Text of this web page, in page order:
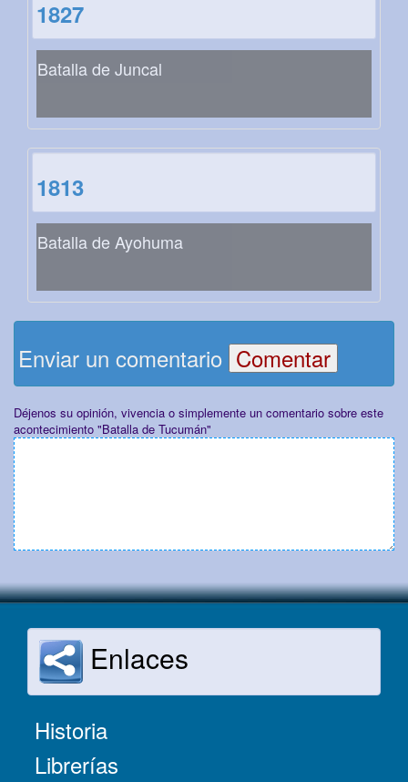
1827
Batalla de Juncal
1813
Batalla de Ayohuma
Enviar un comentario
Déjenos su opinión, vivencia o simplemente un comentario sobre este
acontecimiento "Batalla de Tucumán"
Enlaces
Historia
Librerías